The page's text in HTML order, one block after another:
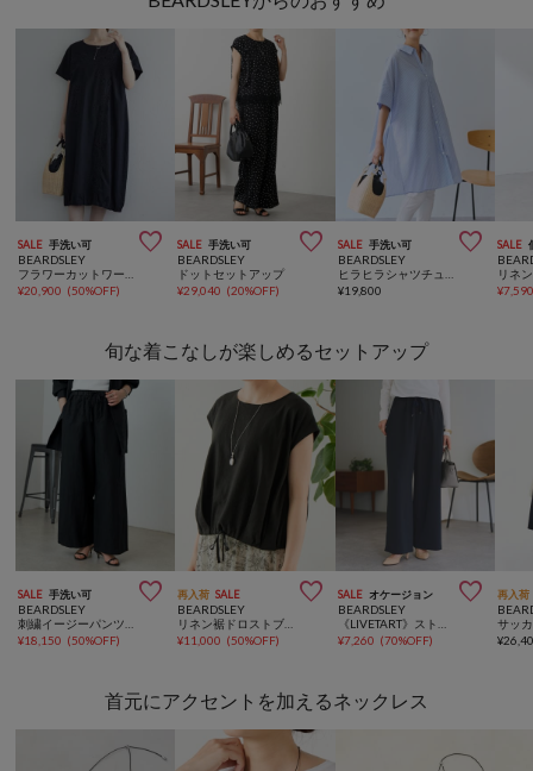
SALE 手洗い可 
BEARDSLEY
¥20,900 (50%OFF)
SALE 手洗い可 
BEARDSLEY
ドットセットアップ
¥29,040 (20%OFF)
SALE 手洗い可 
BEARDSLEY
¥19,800
SALE
¥
旬な着こなしが楽しめるセットアップ
SALE 手洗い可 
BEARDSLEY
¥18,150 (50%OFF)
再入荷 SALE 
BEARDSLEY
¥11,000 (50%OFF)
SALE オケージョン 
BEARDSLEY
¥7,260 (70%OFF)
再入荷
¥
首元にアクセントを加えるネックレス